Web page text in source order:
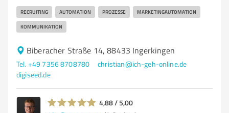
RECRUITING AUTOMATION PROZESSE MARKETINGAUTOMATION
KOMMUNIKATION
Biberacher Straße 14, 88433 Ingerkingen
Tel. +49 7356 8708780
christian@ich-geh-online.de
digiseed.de
4,88 / 5,00